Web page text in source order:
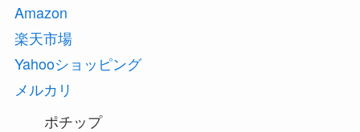
Amazon
楽天市場
Yahooショッピング
メルカリ
ポチップ